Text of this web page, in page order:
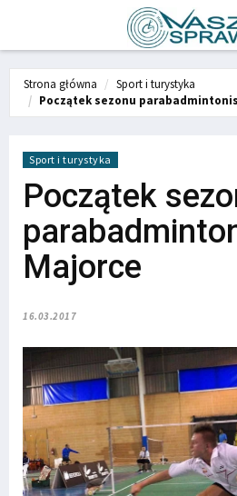
Strona główna
Sport i turystyka
Początek sezonu
Sport i turystyka
Początek
Majorce
16.03.2017